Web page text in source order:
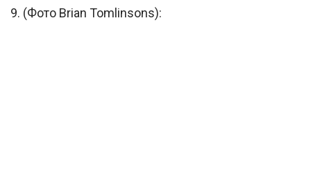
9. (Фото Brian Tomlinsons):